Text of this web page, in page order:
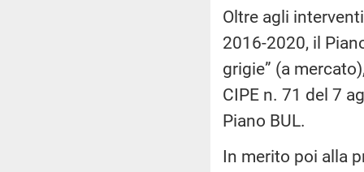
Oltre agli
2016-2020, il
grigie” (a
CIPE n. 71 del 7
Piano BUL.
In merito poi alla